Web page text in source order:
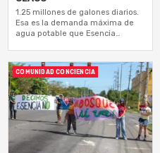
1.25 millones de galones diarios.
Esa es la demanda máxima de
agua potable que Esencia
COMUNIDAD CONCIENCIA